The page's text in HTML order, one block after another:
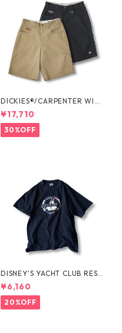
DICKIES®/CARPENTER WIDE
SHORTS -SEDAN ALL-PURPO
SE-
¥17,710
30%OFF
DISNEY'S YACHT CLUB RESO
RT Tee
¥6,160
20%OFF